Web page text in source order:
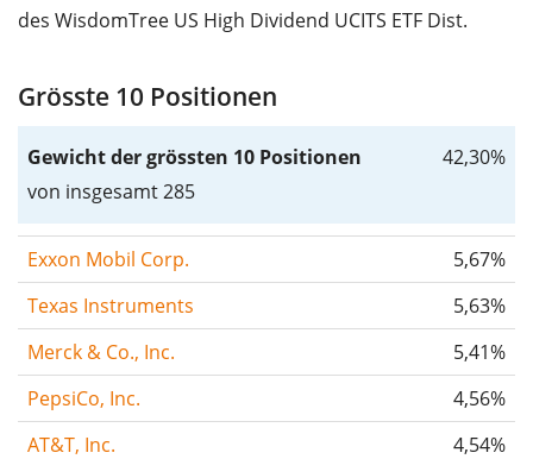
des WisdomTree US High Dividend UCITS ETF Dist.
Grösste 10 Positionen
Gewicht der grössten 10 Positionen
von insgesamt 285
42,30%
Exxon Mobil Corp.
5,67%
Texas Instruments
5,63%
Merck & Co., Inc.
5,41%
PepsiCo, Inc.
4,56%
AT&T, Inc.
4,54%